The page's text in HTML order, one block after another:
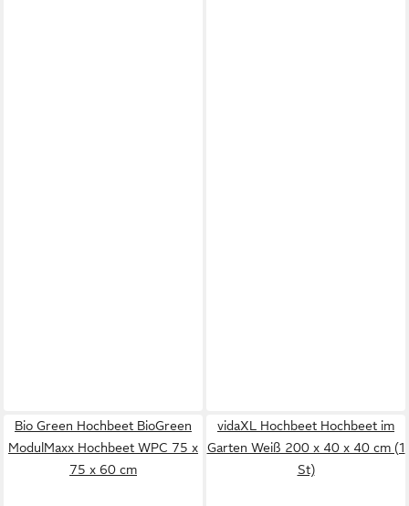
Bio Green Hochbeet BioGreen
ModulMaxx Hochbeet WPC 75 x
75 x 60 cm
vidaXL Hochbeet Hochbeet im
Garten Weiß 200 x 40 x 40 cm (1
St)